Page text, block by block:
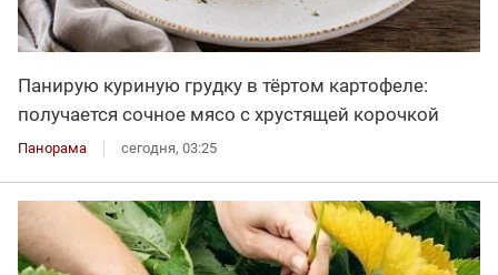
Панирую куриную грудку в тёртом картофеле:
получается сочное мясо с хрустящей корочкой
Панорама сегодня, 03:25